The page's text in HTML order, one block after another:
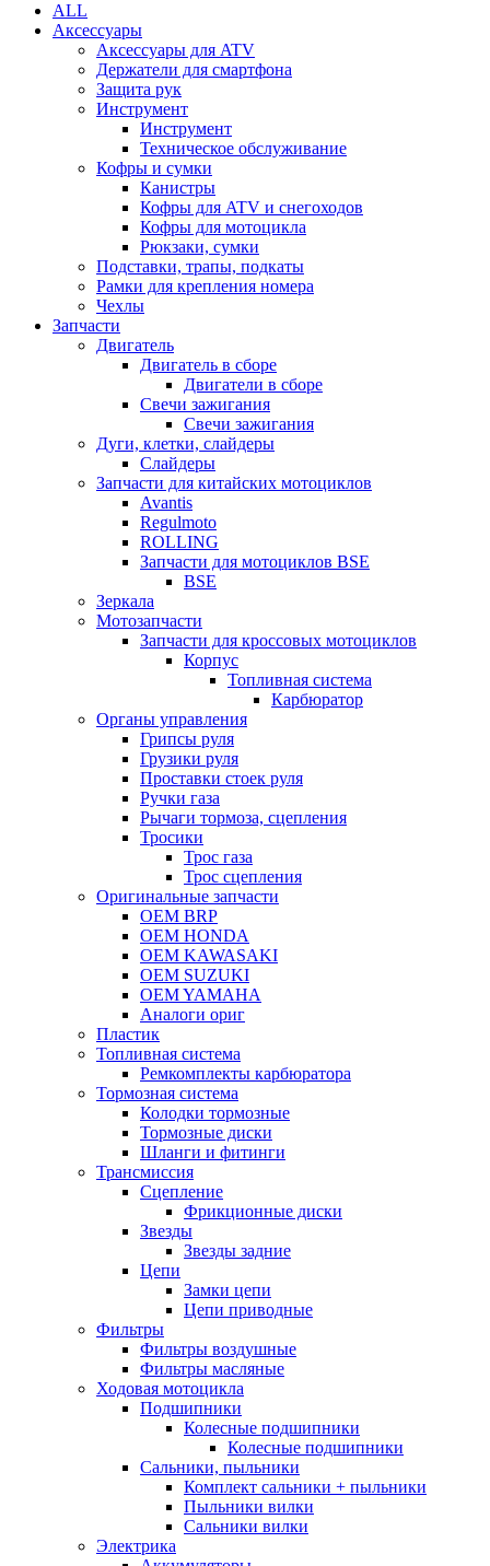
ALL
Аксессуары
Аксессуары для ATV
Держатели для смартфона
Защита рук
Инструмент
Инструмент
Техническое обслуживание
Кофры и сумки
Канистры
Кофры для ATV и снегоходов
Кофры для мотоцикла
Рюкзаки, сумки
Подставки, трапы, подкаты
Рамки для крепления номера
Чехлы
Запчасти
Двигатель
Двигатель в сборе
Двигатели в сборе
Свечи зажигания
Свечи зажигания
Дуги, клетки, слайдеры
Слайдеры
Запчасти для китайских мотоциклов
Avantis
Regulmoto
ROLLING
Запчасти для мотоциклов BSE
BSE
Зеркала
Мотозапчасти
Запчасти для кроссовых мотоциклов
Корпус
Топливная система
Карбюратор
Органы управления
Грипсы руля
Грузики руля
Проставки стоек руля
Ручки газа
Рычаги тормоза, сцепления
Тросики
Трос газа
Трос сцепления
Оригинальные запчасти
OEM BRP
OEM HONDA
OEM KAWASAKI
OEM SUZUKI
OEM YAMAHA
Аналоги ориг
Пластик
Топливная система
Ремкомплекты карбюратора
Тормозная система
Колодки тормозные
Тормозные диски
Шланги и фитинги
Трансмиссия
Cцепление
Фрикционные диски
Звезды
Звезды задние
Цепи
Замки цепи
Цепи приводные
Фильтры
Фильтры воздушные
Фильтры масляные
Ходовая мотоцикла
Подшипники
Колесные подшипники
Колесные подшипники
Сальники, пыльники
Комплект сальники + пыльники
Пыльники вилки
Сальники вилки
Электрика